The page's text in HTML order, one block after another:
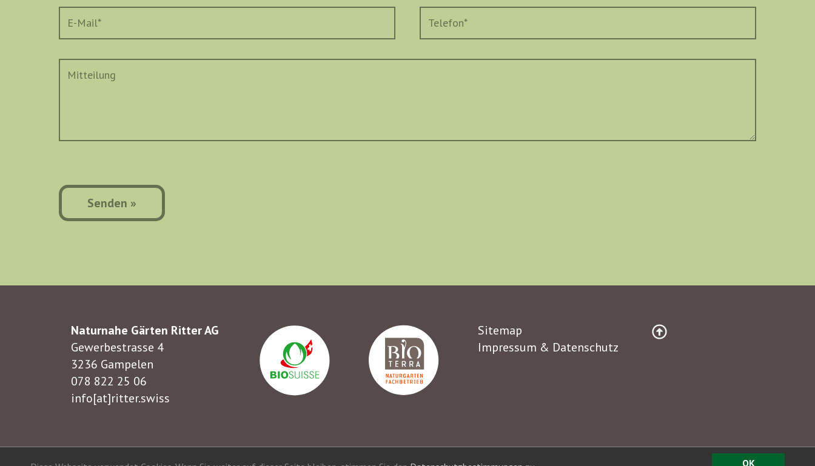
OK
E-Mail* Telefon*
Mitteilung
Naturnahe Gärten Ritter AG
Gewerbestrasse 4
3236 Gampelen
078 822 25 06
info[at]ritter.swiss
Sitemap
Impressum & Datenschutz